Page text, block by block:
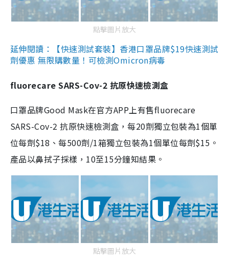
點擊圖片放大
延伸閱讀：【快速測試套裝】香港口罩品牌$19快速測試
劑優惠 無限購數量！可檢測Omicron病毒
fluorecare SARS-Cov-2 抗原快速檢測盒
口罩品牌Good Mask在官方APP上有售fluorecare
SARS-Cov-2 抗原快速檢測盒，每20劑獨立包裝為1個單
位每劑$18、每500劑/1箱獨立包裝為1個單位每劑$15。
產品以鼻拭子採樣，10至15分鐘知結果。
點擊圖片放大